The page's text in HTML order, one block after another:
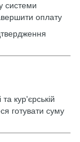
системи
оплату
кур'єрській
готувати суму